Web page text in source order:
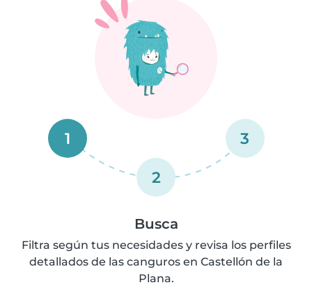
1
2
3
Busca
Filtra según tus necesidades y revisa los perfiles
detallados de las canguros en Castellón de la
Plana.